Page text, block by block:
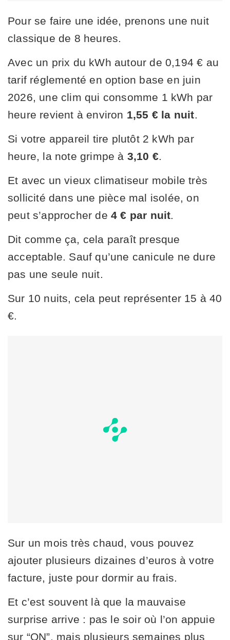
Pour se faire une idée, prenons une nuit
classique de 8 heures.
Avec un prix du kWh autour de 0,194 € au
tarif réglementé en option base en juin
2026, une clim qui consomme 1 kWh par
heure revient à environ 1,55 € la nuit.
Si votre appareil tire plutôt 2 kWh par
heure, la note grimpe à 3,10 €.
Et avec un vieux climatiseur mobile très
sollicité dans une pièce mal isolée, on
peut s’approcher de 4 € par nuit.
Dit comme ça, cela paraît presque
acceptable. Sauf qu’une canicule ne dure
pas une seule nuit.
Sur 10 nuits, cela peut représenter 15 à 40
€.
Sur un mois très chaud, vous pouvez
ajouter plusieurs dizaines d’euros à votre
facture, juste pour dormir au frais.
Et c’est souvent là que la mauvaise
surprise arrive : pas le soir où l’on appuie
sur “ON”, mais plusieurs semaines plus